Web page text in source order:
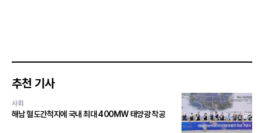
추천 기사
사회
해남 혈도간척지에 국내 최대 400MW 태양광 착공